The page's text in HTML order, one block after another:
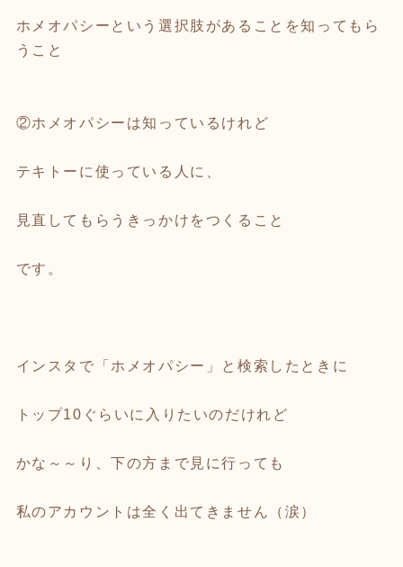
ホメオパシーという選択肢があることを知ってもら
うこと
②ホメオパシーは知っているけれど
テキトーに使っている人に、
見直してもらうきっかけをつくること
です。
インスタで「ホメオパシー」と検索したときに
トップ10ぐらいに入りたいのだけれど
かな～～り、下の方まで見に行っても
私のアカウントは全く出てきません（涙）